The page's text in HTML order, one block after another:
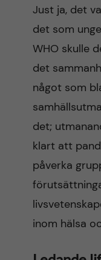
Just ja, det
det som
WHO skulle
det
något som
det;
klart att
påverka
inom hälsa